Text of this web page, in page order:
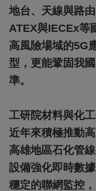
地台、天線與路
ATEX與IECEx等
高風險場域的5G
型，更能鞏固我
準。
工研院材料與化
近年來積極推動
高雄地區石化管
設備強化即時數
穩定的聯網監控